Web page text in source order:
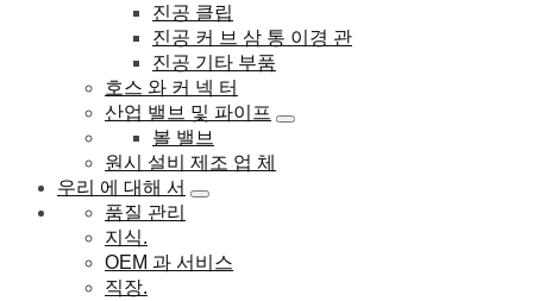
진공 클립
진공 커 브 삼 통 이경 관
진공 기타 부품
호스 와 커 넥 터
산업 밸브 및 파이프
볼 밸브
원시 설비 제조 업 체
우리 에 대해 서
품질 관리
지식.
OEM 과 서비스
직장.